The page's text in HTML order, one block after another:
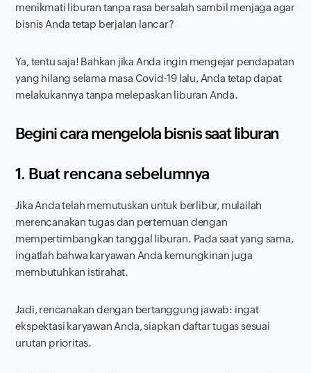
menikmati liburan tanpa rasa bersalah sambil menjaga agar
bisnis Anda tetap berjalan lancar?
Ya, tentu saja! Bahkan jika Anda ingin mengejar pendapatan
yang hilang selama masa Covid-19 lalu, Anda tetap dapat
melakukannya tanpa melepaskan liburan Anda.
Begini cara mengelola bisnis saat liburan
1. Buat rencana sebelumnya
Jika Anda telah memutuskan untuk berlibur, mulailah
merencanakan tugas dan pertemuan dengan
mempertimbangkan tanggal liburan. Pada saat yang sama,
ingatlah bahwa karyawan Anda kemungkinan juga
membutuhkan istirahat.
Jadi, rencanakan dengan bertanggung jawab: ingat
ekspektasi karyawan Anda, siapkan daftar tugas sesuai
urutan prioritas.